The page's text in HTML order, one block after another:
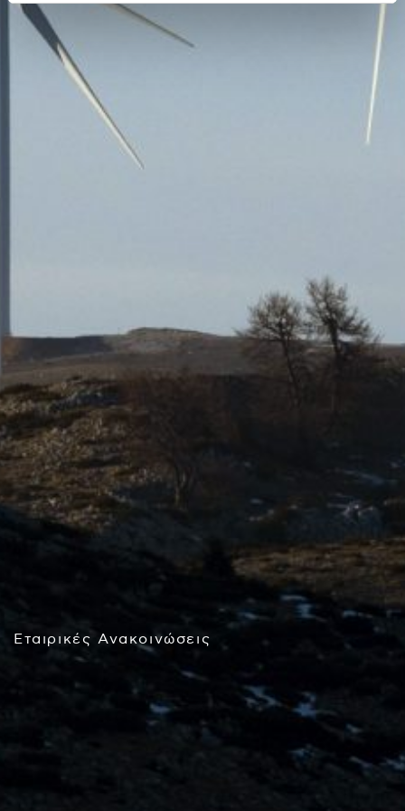
Προκειμένου να κάνουμε ακόμα καλύτερη την εμπειρία
σας στο site μας καθώς και για να διασφαλιστεί η
αποτελεσματική λειτουργία της ιστοσελίδας μας,
χρησιμοποιούμε cookies (Απολύτως Απαραίτητα
Cookies, Στατιστικά και Cookies Διαφήμισης). Η χρήση
των απολύτως απαραίτητων cookies είναι αυτόματη
σύμφωνα με την Πολιτική Cookies μας. Πατήστε
«Επιτρέπεται η επιλογή» για την ενεργοποίηση μόνο της
Εταιρικές Ανακοινώσεις